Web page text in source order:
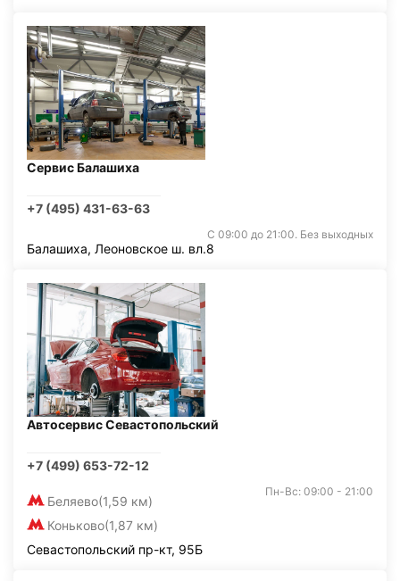
Сервис Балашиха
+7 (495) 431-63-63
С 09:00 до 21:00. Без выходных
Балашиха, Леоновское ш. вл.8
Автосервис Севастопольский
+7 (499) 653-72-12
Беляево(1,59 км)
Коньково(1,87 км)
Пн-Вс: 09:00 - 21:00
Севастопольский пр-кт, 95Б